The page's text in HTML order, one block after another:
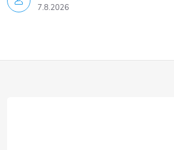
7.8.2026